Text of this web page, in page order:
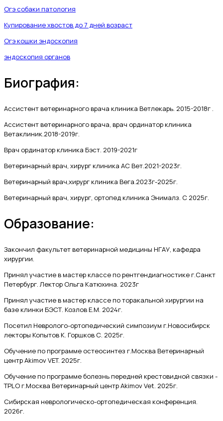
Огэ собаки патология
Купирование хвостов до 7 дней возраст
Огэ кошки эндоскопия
эндоскопия органов
Биография:
Ассистент ветеринарного врача клиника Ветлекарь. 2015-2018г .
Ассистент ветеринарного врача, врач ординатор клиника
Ветаклиник.2018-2019г.
Врач ординатор клиника Бэст. 2019-2021г
Ветеринарный врач, хирург клиника АС Вет.2021-2023г.
Ветеринарный врач,хирург клиника Вега.2023г-2025г.
Ветеринарный врач, хирург, ортопед клиника Энималз. С 2025г.
Образование:
Закончил факультет ветеринарной медицины НГАУ, кафедра
хирургии.
Принял участие в мастер классе по рентгендиагностике г.Санкт
Петербург. Лектор Ольга Катюхина. 2023г
Принял участие в мастер классе по торакальной хирургии на
базе клинки БЭСТ. Козлов Е.М. 2024г.
Посетил Невролого-ортопедический симпозиум г.Новосибирск
лекторы Копытов К. Горшков С. 2025г.
Обучение по программе остеосинтез г.Москва Ветеринарный
центр Akimov VET. 2025г.
Обучение по программе болезнь передней крестовидной связки -
TPLO г.Москва Ветеринарный центр Akimov Vet. 2025г.
Сибирская неврологическо-ортопедическая конференция.
2026г.